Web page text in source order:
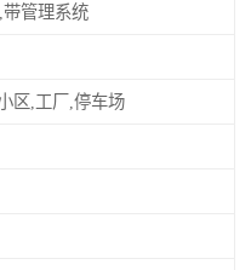
管理系统
区,工厂,停车场